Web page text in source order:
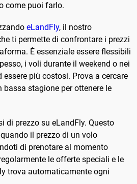
come puoi farlo.
eLandFly, il nostro
ti permette di confrontare i prezzi
È essenziale essere flessibili
i voli durante il weekend o nei
più costosi. Prova a cercare
stagione per ottenere le
di prezzo su eLandFly. Questo
il prezzo di un volo
di prenotare al momento
le offerte speciali e le
trova automaticamente ogni